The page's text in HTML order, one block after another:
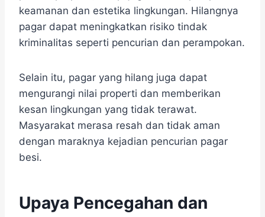
keamanan dan estetika lingkungan. Hilangnya
pagar dapat meningkatkan risiko tindak
kriminalitas seperti pencurian dan perampokan.
Selain itu, pagar yang hilang juga dapat
mengurangi nilai properti dan memberikan
kesan lingkungan yang tidak terawat.
Masyarakat merasa resah dan tidak aman
dengan maraknya kejadian pencurian pagar
besi.
Upaya Pencegahan dan